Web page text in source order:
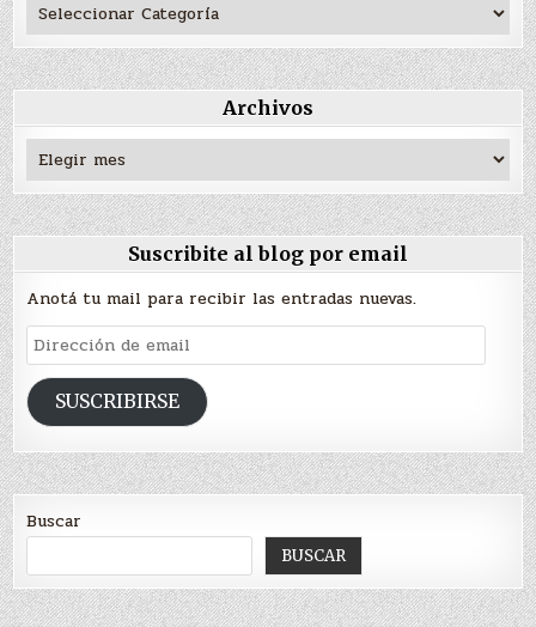
Archivos
Archivos
Suscribite al blog por email
Anotá tu mail para recibir las entradas nuevas.
Dirección
de
emailSUSCRIBIRSE
Buscar
BUSCAR